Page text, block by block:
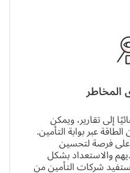
المخاطر
إلى تقارير، ويمكن
عبر بوابة التأمين.
على فرصة لتحسين
والاستعداد بشكل
شركات التأمين من